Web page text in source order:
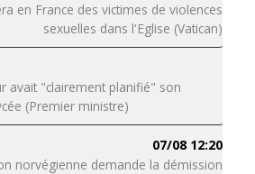
en France des victimes de violences
sexuelles dans l'Eglise (Vatican)
avait "clairement planifié" son
(Premier ministre)
07/08 12:20
norvégienne demande la démission